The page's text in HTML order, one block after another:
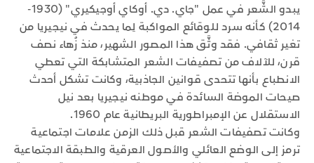
يبدو الشَّعر في عمل "جاي. دي. أوكاي أوجيكيري" (1930-
2014) كأنه سرد للوقائع المواكبة لِما يحدث في نيجيريا من
تغير ثقافي. فقد وثَّق هذا المصور الشهير، منذ زُهاء نصف
قرن، للآلاف من تصفيفات الشعر المتشابكة التي تعطي
الانطباع بأنها تتحدى قوانين الجاذبية، وكانت تشكل أحدث
صيحات الموضة السائدة في موطنه نيجيريا بعد نيل
الاستقلال عن الإمبراطورية البريطانية عام 1960.
وكانت تصفيفات الشعر قبل ذلك الزمن علامات اجتماعية
ترمز إلى الوضع العائلي والأصول العرقية والطبقة الاجتماعية